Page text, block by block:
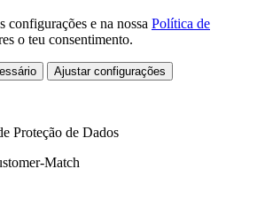
configurações e na nossa Política de
o teu consentimento.
Ajustar configurações
Proteção de Dados
Match